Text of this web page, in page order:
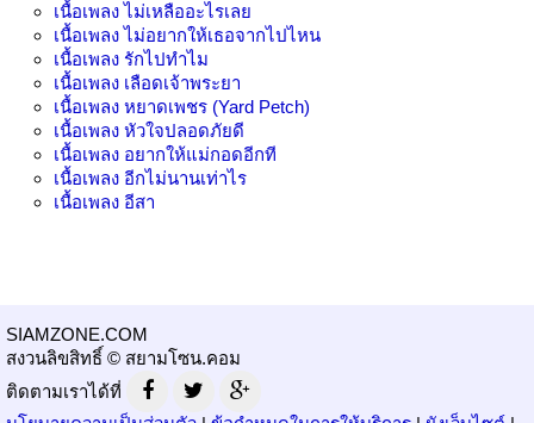
เนื้อเพลงไม่เหลืออะไรเลย
เนื้อเพลงไม่อยากให้เธอจากไปไหน
เนื้อเพลง รักไปทำไม
เนื้อเพลง เลือดเจ้าพระยา
เนื้อเพลง หยาดเพชร (Yard Petch)
เนื้อเพลง หัวใจปลอดภัยดี
เนื้อเพลง อยากให้แม่กอดอีกที
เนื้อเพลง อีกไม่นานเท่าไร
เนื้อเพลง อีสา
SIAMZONE.COM
สงวนลิขสิทธิ์ © สยามโซน.คอม
ติดตามเราได้ที่